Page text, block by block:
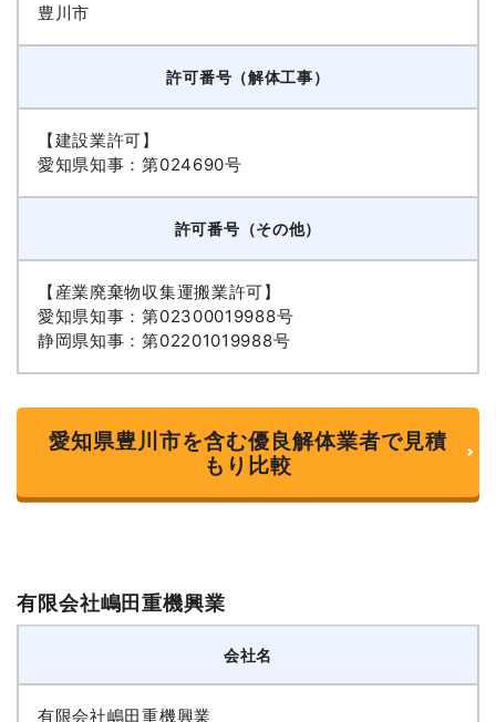
豊川市
許可番号（解体工事）
【建設業許可】
愛知県知事：第024690号
許可番号（その他）
【産業廃棄物収集運搬業許可】
愛知県知事：第02300019988号
静岡県知事：第02201019988号
愛知県豊川市を含む優良解体業者で見積
もり比較
有限会社嶋田重機興業
会社名
有限会社嶋田重機興業